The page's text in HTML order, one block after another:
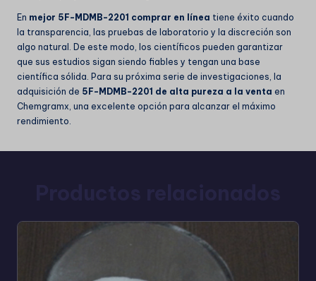
En mejor 5F-MDMB-2201 comprar en línea tiene éxito cuando
la transparencia, las pruebas de laboratorio y la discreción son
algo natural. De este modo, los científicos pueden garantizar
que sus estudios sigan siendo fiables y tengan una base
científica sólida. Para su próxima serie de investigaciones, la
adquisición de 5F-MDMB-2201 de alta pureza a la venta en
Chemgramx, una excelente opción para alcanzar el máximo
rendimiento.